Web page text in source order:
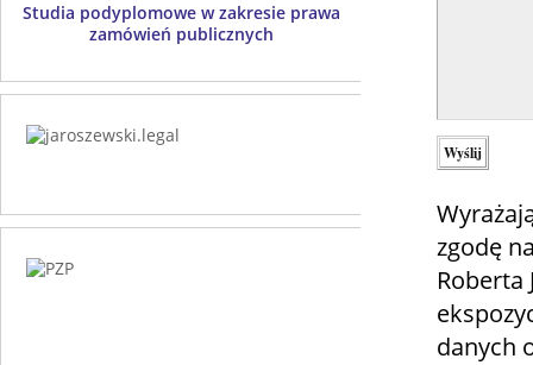
zgodę
Roberta
danych
Studia podyplomowe w zakresie prawa
zamówień publicznych